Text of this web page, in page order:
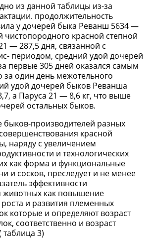
из данной таблицы из-за
продолжительность
у дочерей быка Реванш 5634 —
чистопородного красной степной
— 287,5 дня, связанной с
периодом, средний удой дочерей
первые 305 дней оказался самым
за один день межотельного
удой дочерей быков Реванша
а Паруса 21 — 8,6 кг, что выше
остальных быков.
быков-производителей разных
красной
наряду с увеличением
и технологических
как форма и функциональные
и сосков, преследует и не менее
эффективности
животных как повышение
и развития племенных
которые и определяют возраст
соответственно и возраст
таблица 3)